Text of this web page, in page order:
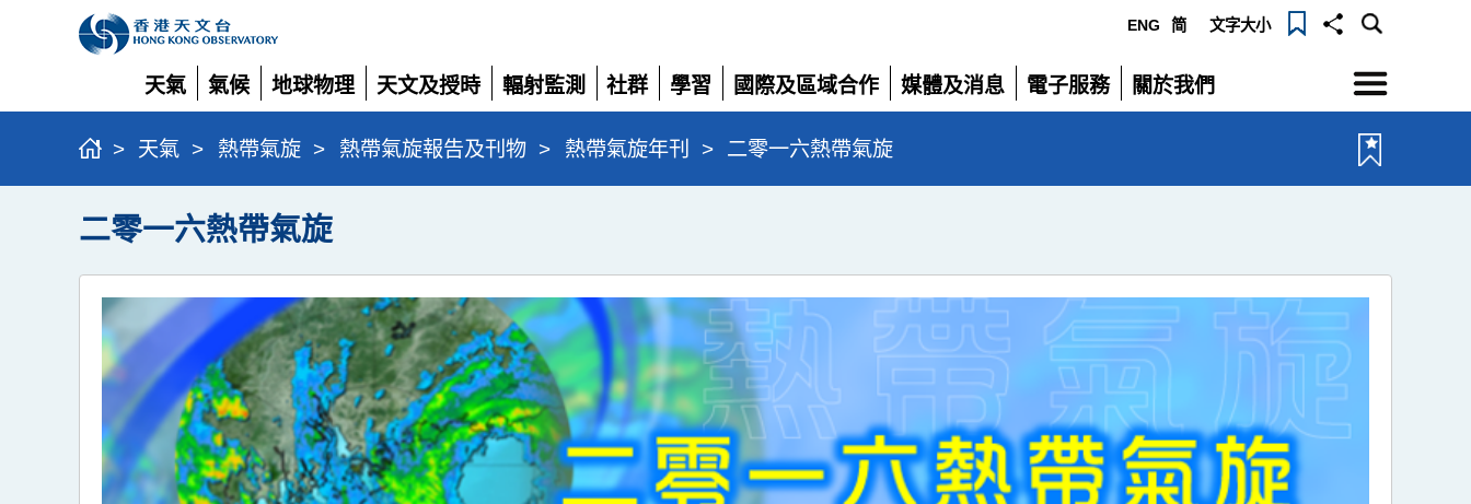
ENG 简 文字大小
天氣
展
開
氣候
展
開
地球物理
展
開
天文及授時
展
開
輻射監測
展
開
社群
展
開
學習
展
開
國際及區域合作
展
開
媒體及消息
展
電子服務
展
關於我們
展
選
單
> 天氣 > 熱帶氣旋 > 熱帶氣旋報告及刊物 > 熱帶氣旋年刊 > 二零一六熱帶氣旋
二零一六熱帶氣旋